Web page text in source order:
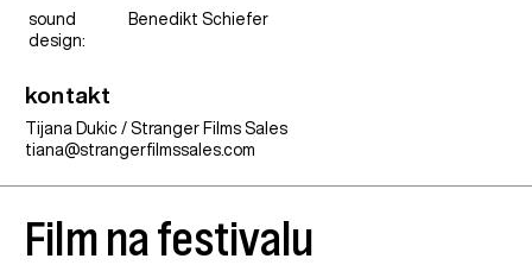
sound
design:
Benedikt Schiefer
kontakt
Tijana Dukic / Stranger Films Sales
tiana@strangerfilmssales.com
Film na festivalu